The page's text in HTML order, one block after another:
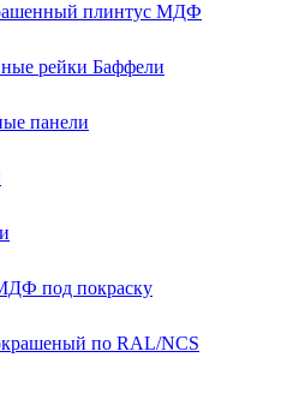
плинтус МДФ
рейки Баффели
панели
под покраску
по RAL/NCS